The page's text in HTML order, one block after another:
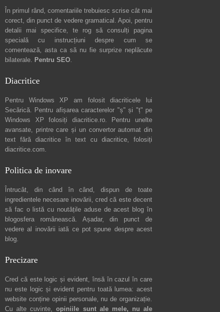
În primul rând, comentariile trebuiesc scrise cât mai
corect, din punct de vedere gramatical. Apoi, pentru
detalii mai specifice, te rog să consulți pagina
specială cu instrucțiuni despre cum se
comentează, asta ca să nu fie surprize neplăcute
bilaterale. Pentru SEO.
Diacritice
Pentru Windows XP am folosit diacriticele lui
Secărică. Pentru afișarea caracterelor "ș" și "ț" pe
Windows XP folosiți diacritice.ro. Pentru unelte
avansate, printre care și un convertor automat din
text fără diacritice în text cu diacritice, folosiți
diacritice.com.
Politica de inovare
Întrucât, din când în când, dispun de toate
ingredientele necesare inovării, cred că este decent
să fac o listă cu noutățile aduse de acest blog în
blogosfera românească. Așadar, din punct de
vedere al inovării iată ce pot spune despre acest
blog.
Precizare
Cred că este logic și evident, însă în cazul în care
nu este logic și evident pentru toată lumea: acest
website conține opinii personale, nu de organizație.
Cu alte cuvinte,opiniile sunt ale mele, nu ale